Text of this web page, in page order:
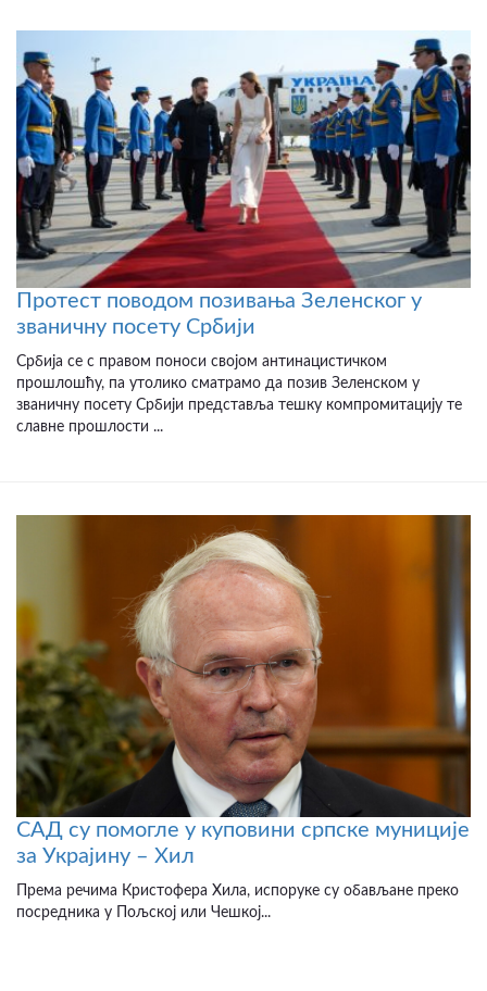
Протест поводом позивања Зеленског у
званичну посету Србији
Србија се с правом поноси својом антинацистичком
прошлошћу, па утолико сматрамо да позив Зеленском у
званичну посету Србији представља тешку компромитацију те
славне прошлости ...
САД су помогле у куповини српске муниције
за Украјину – Хил
Према речима Кристофера Хила, испоруке су обављане преко
посредника у Пољској или Чешкој...